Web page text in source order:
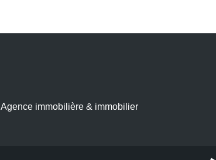
Agence immobilière & immobilier